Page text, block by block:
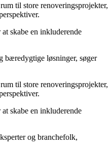
til store renoveringsprojekter,
skabe en inkluderende
bæredygtige løsninger, søger
til store renoveringsprojekter,
skabe en inkluderende
og branchefolk,